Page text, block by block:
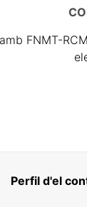
FNMT-